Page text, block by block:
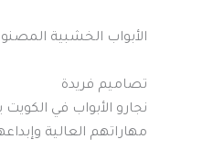
الأبواب الخشبية المصنوعة محليًا تشكل 80% من السوق في
تصاميم فريدة
نجارو الأبواب في
مهاراتهم العالية